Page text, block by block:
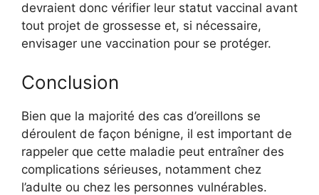
devraient donc vérifier leur statut vaccinal avant
tout projet de grossesse et, si nécessaire,
envisager une vaccination pour se protéger.
Conclusion
Bien que la majorité des cas d’oreillons se
déroulent de façon bénigne, il est important de
rappeler que cette maladie peut entraîner des
complications sérieuses, notamment chez
l’adulte ou chez les personnes vulnérables.